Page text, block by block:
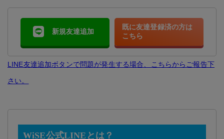
新規友達追加
既に友達登録済の方は
こちら
LINE友達追加ボタンで問題が発生する場合、こちらからご報告下
さい。
WiSE公式LINEとは？